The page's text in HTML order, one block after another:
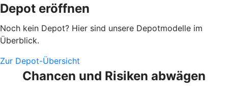
Depot eröffnen
Noch kein Depot? Hier sind unsere Depotmodelle im
Überblick.
Zur Depot-Übersicht
Chancen und Risiken abwägen